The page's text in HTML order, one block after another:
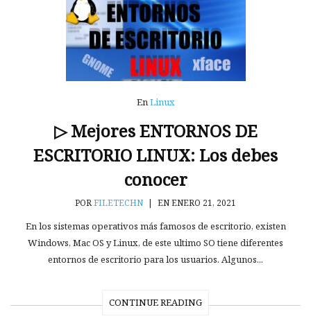
EnLinux
▷ Mejores ENTORNOS DE
ESCRITORIO LINUX: Los debes
conocer
PORFILETECHN | EN ENERO 21, 2021
En los sistemas operativos más famosos de escritorio, existen
Windows, Mac OS y Linux, de este ultimo SO tiene diferentes
entornos de escritorio para los usuarios. Algunos...
CONTINUE READING